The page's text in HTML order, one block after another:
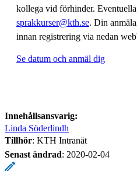
kollega vid förhinder.
sprakkurser@kth.se. Din
innan registrering via nedan
Se datum och anmäl dig
Innehållsansvarig:
Linda Söderlindh
Tillhör: KTH Intranät
Senast ändrad: 2020-02-04